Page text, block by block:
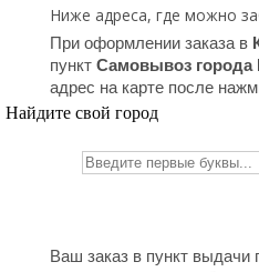
Ниже адреса, где можно
При оформлении заказа в
пункт Самовывоз города
адрес на карте после
Найдите свой город
Ваш заказ в пункт выдачи